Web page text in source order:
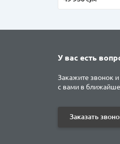
У вас есть
Закажите звонок
с вами в
Заказать